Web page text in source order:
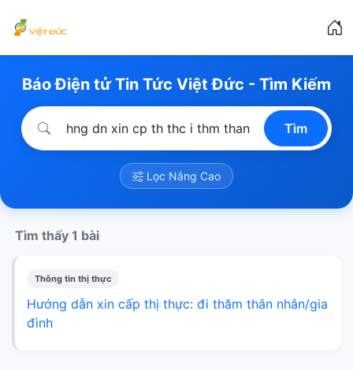
Báo Điện tử Tin Tức Việt Đức - Tìm Kiếm
Tìm
Lọc Nâng Cao
Tìm thấy 1 bài
Thông tin thị thực
Hướng dẫn xin cấp thị thực: đi thăm thân nhân/gia
đình